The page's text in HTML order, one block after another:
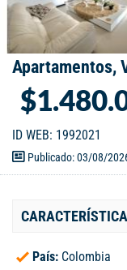
Apartamentos,
ID WEB: 1992021
Publicado: 03/08/
País: Colombia